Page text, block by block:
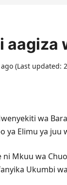
aagiza
(Last updated:
wa
ya Elimu ya
ni Mkuu wa
Ukumbi